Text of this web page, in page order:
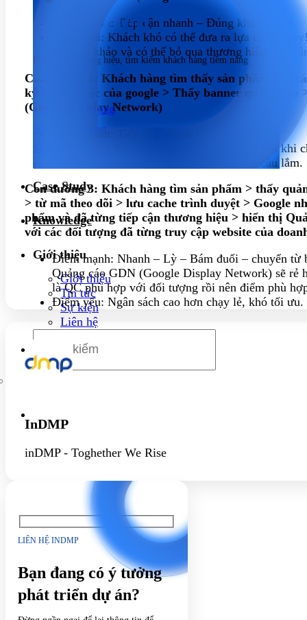
Phát triển
Phát triển thương hiệu, tìm kiếm khách hàng tiềm năng
SEO
Content Marketing
Social Marketing
Quảng cáo trả phí
Dịch vụ chăm sóc website
Case Study
Knowledge
Giới thiệu
Giới thiệu
Tin tức
Sự kiện
Liên hệ
Điểm mạnh: Tiếp cận nhanh – Đúng khách hàng
Điểm yếu: Khách khó có thể đưa ra lựa chọn
đi tham khảo và có thể bỏ qua thương hiệu. Họ
Con đường 2: Khách hàng tìm thấy sản phẩm qua
ký làm đối tác của google > Thấy banner quảng
(Google Display Network)
Điểm mạnh: Tiếp cận nhanh
Điểm yếu: Chi phí cao, khó target, khách đôi khi
bấm vào, đôi khi họ thực sự chưa có nhu cầu lắm.
Con đường 3: Khách hàng tìm sản phẩm > thấy
> từ mã theo dõi > lưu cache trình duyệt > Google
phẩm và đã từng tiếp cận thương hiệu > hiển thị
với các đối tượng đã từng truy cập website của
Điểm mạnh: Nhanh – Lỳ – Bám đuổi – chuyển từ
Quảng cáo GDN (Google Display Network) sẽ
là QC phù hợp với đối tượng rồi nên điểm phù
Điểm yếu: Ngân sách cao hơn chạy lẻ, khó tối ưu.
InDMP
inDMP - Toghether We Rise
LIÊN HỆ INDMP
Bạn đang có ý tưởng
phát triển dự án?